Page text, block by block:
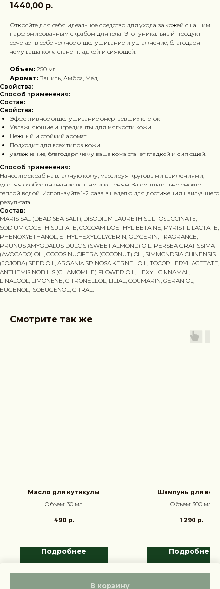
1440,00 р.
В корзину
Откройте для себя идеальное средство для ухода за кожей с нашим
парфюмированным скрабом для тела! Этот уникальный продукт
сочетает в себе нежное отшелушивание и увлажнение, благодаря
чему ваша кожа станет гладкой и сияющей.
Объем: 250 мл
Аромат: Ваниль, Амбра, Мёд
Свойства:
Способ применения:
Состав:
Свойства:
Эффективное отшелушивание омертвевших клеток
Увлажняющие ингредиенты для мягкости кожи
Нежный и стойкий аромат
Подходит для всех типов кожи
увлажнение, благодаря чему ваша кожа станет гладкой и сияющей.
Способ применения:
Нанесите скраб на влажную кожу, массируя круговыми движениями,
уделяя особое внимание локтям и коленям. Затем тщательно смойте
теплой водой. Используйте 1-2 раза в неделю для достижения наилучшего
результата.
Состав:
MARIS SAL (DEAD SEA SALT), DISODIUM LAURETH SULFOSUCCINATE,
SODIUM COCETH SULFATE, COCOAMIDOETHYL BETAINE, MYRISTIL LACTATE,
PHENOXYETHANOL, ETHYLHEXYLGLYCERIN, GLYCERIN, FRAGRANCE,
PRUNUS AMYGDALUS DULCIS (SWEET ALMOND) OIL, PERSEA GRATISSIMA
(AVOCADO) OIL, COCOS NUCIFERA (COCONUT) OIL, SIMMONDSIA CHINENSIS
(JOJOBA) SEED OIL, ARGANIA SPINOSA KERNEL OIL, TOCOPHERYL ACETATE,
ANTHEMIS NOBILIS (CHAMOMILE) FLOWER OIL, HEXYL CINNAMAL,
LINALOOL, LIMONENE, CITRONELLOL, LILIAL, COUMARIN, GERANIOL,
EUGENOL, ISOEUGENOL, CITRAL.
Смотрите так же
Масло для кутикулы
Объем: 30 мл
490 р.
Подробнее
Шампунь для
Объем: 300 мл
Маракуйя
1 290 р.
Подробнее